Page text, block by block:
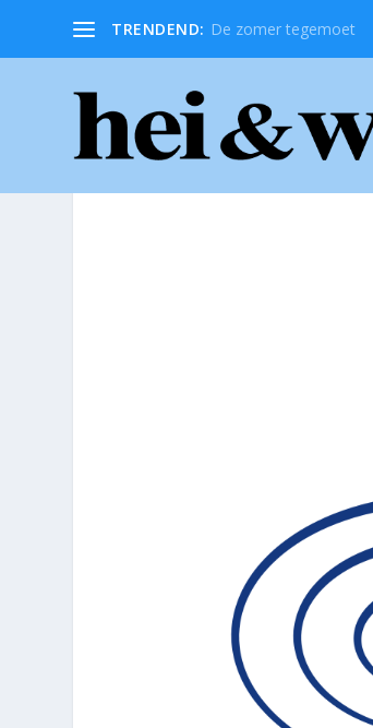
TRENDEND: De zomer tegemoet